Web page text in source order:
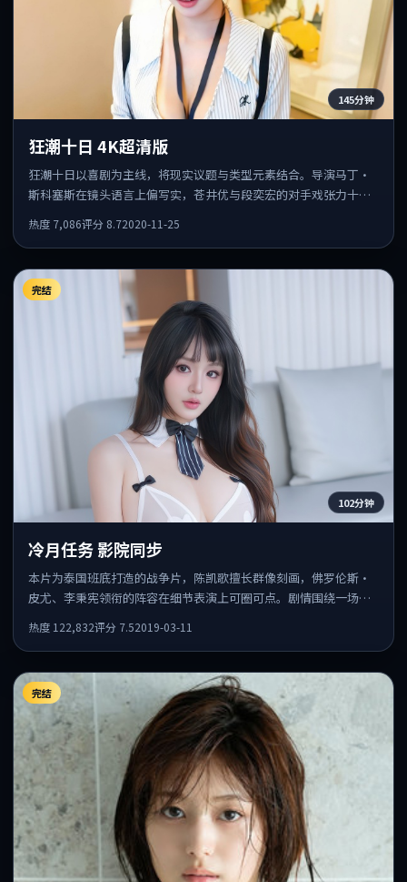
145分钟
狂潮十日 4K超清版
狂潮十日以喜剧为主线，将现实议题与类型元素结合。导演马丁·
斯科塞斯在镜头语言上偏写实，苍井优与段奕宏的对手戏张力十
热度 7,086评分 8.72020-11-25
完结
102分钟
冷月任务 影院同步
本片为泰国班底打造的战争片，陈凯歌擅长群像刻画，佛罗伦斯·
皮尤、李秉宪领衔的阵容在细节表演上可圈可点。剧情围绕一场意
热度 122,832评分 7.52019-03-11
完结